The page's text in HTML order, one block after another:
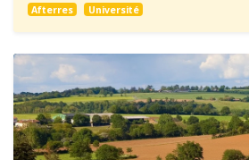
Afterres Université